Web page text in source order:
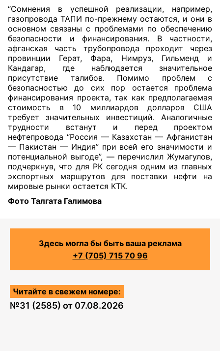
“Сомнения в успешной реализации, например,
газопровода ТАПИ по-прежнему остаются, и они в
основном связаны с проблемами по обеспечению
безопасности и финансирования. В частности,
афганская часть трубопровода проходит через
провинции Герат, Фара, Нимруз, Гильменд и
Кандагар, где наблюдается значительное
присутствие талибов. Помимо проблем с
безопасностью до сих пор остается проблема
финансирования проекта, так как предполагаемая
стоимость в 10 миллиардов долларов США
требует значительных инвестиций. Аналогичные
трудности встанут и перед проектом
нефтепровода “Россия — Казахстан — Афганистан
— Пакистан — Индия” при всей его значимости и
потенциальной выгоде”, — перечислил Жумагулов,
подчеркнув, что для РК сегодня одним из главных
экспортных маршрутов для поставки нефти на
мировые рынки остается КТК.
Фото Талгата Галимова
Здесь могла бы быть ваша реклама
+7 (705) 715 70 96
Читайте в свежем номере:
№31 (2585) от 07.08.2026